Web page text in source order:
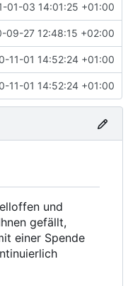
01-03 14:01:25 +01:00
09-27 12:48:15 +02:00
11-01 14:52:24 +01:00
11-01 14:52:24 +01:00
und
gefällt,
einer Spende